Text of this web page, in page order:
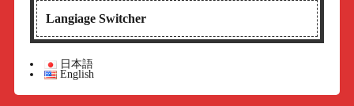
Langiage Switcher
日本語
English